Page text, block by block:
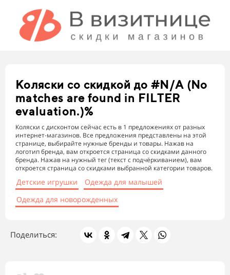
Коляски со скидкой до #N/A (No
matches are found in FILTER
evaluation.)%
Коляски с дисконтом сейчас есть в 1 предложениях от разных
интернет-магазинов. Все предложения представлены на этой
странице, выбирайте нужные бренды и товары. Нажав на
логотип бренда, вам откроется страница со скидками данного
бренда. Нажав на нужный тег (текст с подчёркиванием), вам
откроется страница со скидками выбранной категории товаров.
Детские игрушки
Одежда для малышей
Одежда для новорожденных
Поделиться: